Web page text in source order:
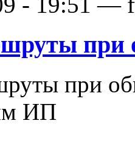
при
при
ИП